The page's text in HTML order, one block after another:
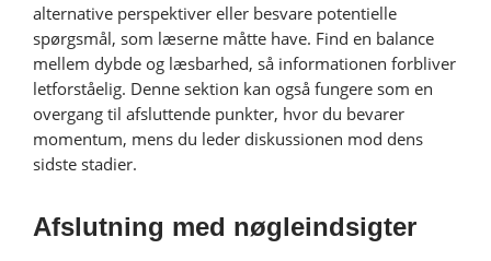
alternative perspektiver eller besvare potentielle
spørgsmål, som læserne måtte have. Find en balance
mellem dybde og læsbarhed, så informationen forbliver
letforståelig. Denne sektion kan også fungere som en
overgang til afsluttende punkter, hvor du bevarer
momentum, mens du leder diskussionen mod dens
sidste stadier.
Afslutning med nøgleindsigter